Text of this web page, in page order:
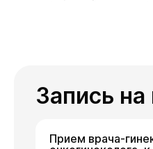
Запись
Прием врача-